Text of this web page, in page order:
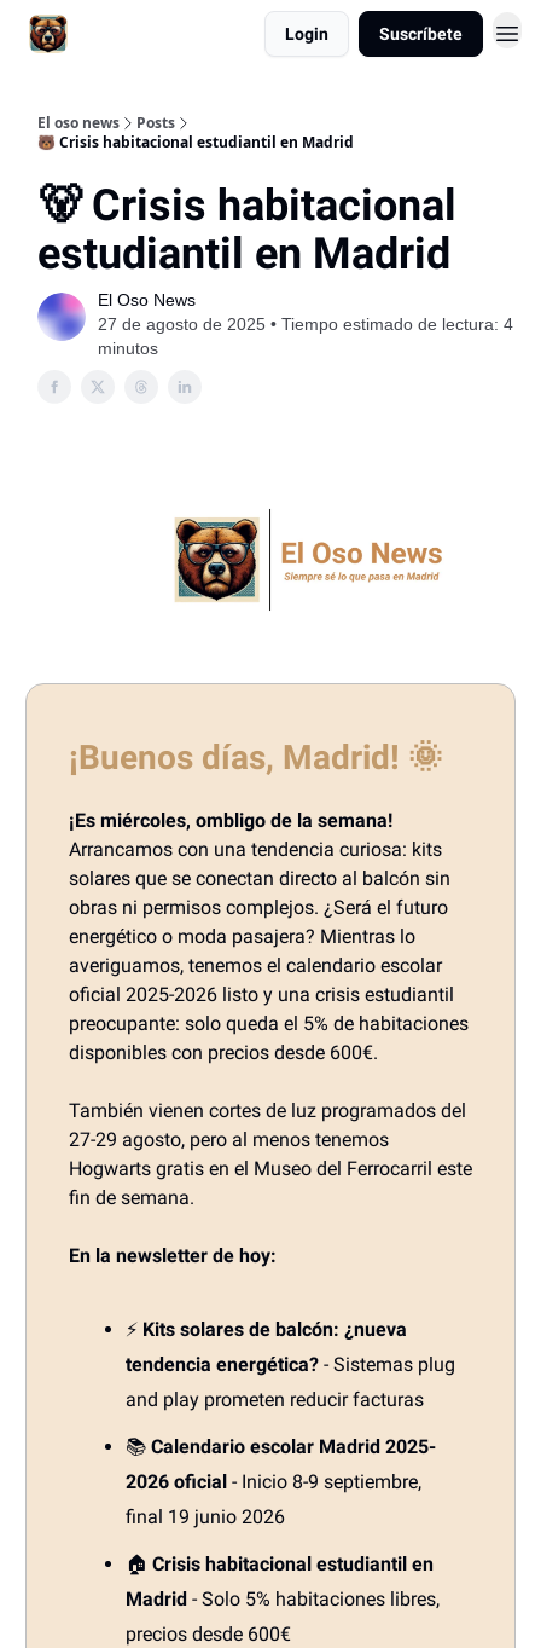
Login Suscríbete
El oso news
Posts
🐻 Crisis habitacional estudiantil en Madrid
🐻 Crisis habitacional
estudiantil en Madrid
El Oso News
27 de agosto de 2025 • Tiempo estimado de lectura: 4
minutos
¡Buenos días, Madrid! 🌞
¡Es miércoles, ombligo de la semana!
Arrancamos con una tendencia curiosa: kits
solares que se conectan directo al balcón sin
obras ni permisos complejos. ¿Será el futuro
energético o moda pasajera? Mientras lo
averiguamos, tenemos el calendario escolar
oficial 2025-2026 listo y una crisis estudiantil
preocupante: solo queda el 5% de habitaciones
disponibles con precios desde 600€.
También vienen cortes de luz programados del
27-29 agosto, pero al menos tenemos
Hogwarts gratis en el Museo del Ferrocarril este
fin de semana.
En la newsletter de hoy:
⚡ Kits solares de balcón: ¿nueva
tendencia energética? - Sistemas plug
and play prometen reducir facturas
📚 Calendario escolar Madrid 2025-
2026 oficial - Inicio 8-9 septiembre,
final 19 junio 2026
🏠 Crisis habitacional estudiantil en
Madrid - Solo 5% habitaciones libres,
precios desde 600€